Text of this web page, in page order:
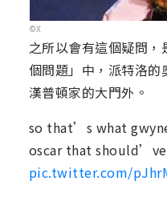
©X
之所以會有這個疑問
個問題」中，派特洛的
漢普頓家的大門外。
so that’s what
oscar that
pic.twitter.com/